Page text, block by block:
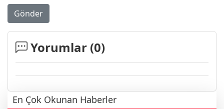
Gönder
Yorumlar (0)
En Çok Okunan Haberler